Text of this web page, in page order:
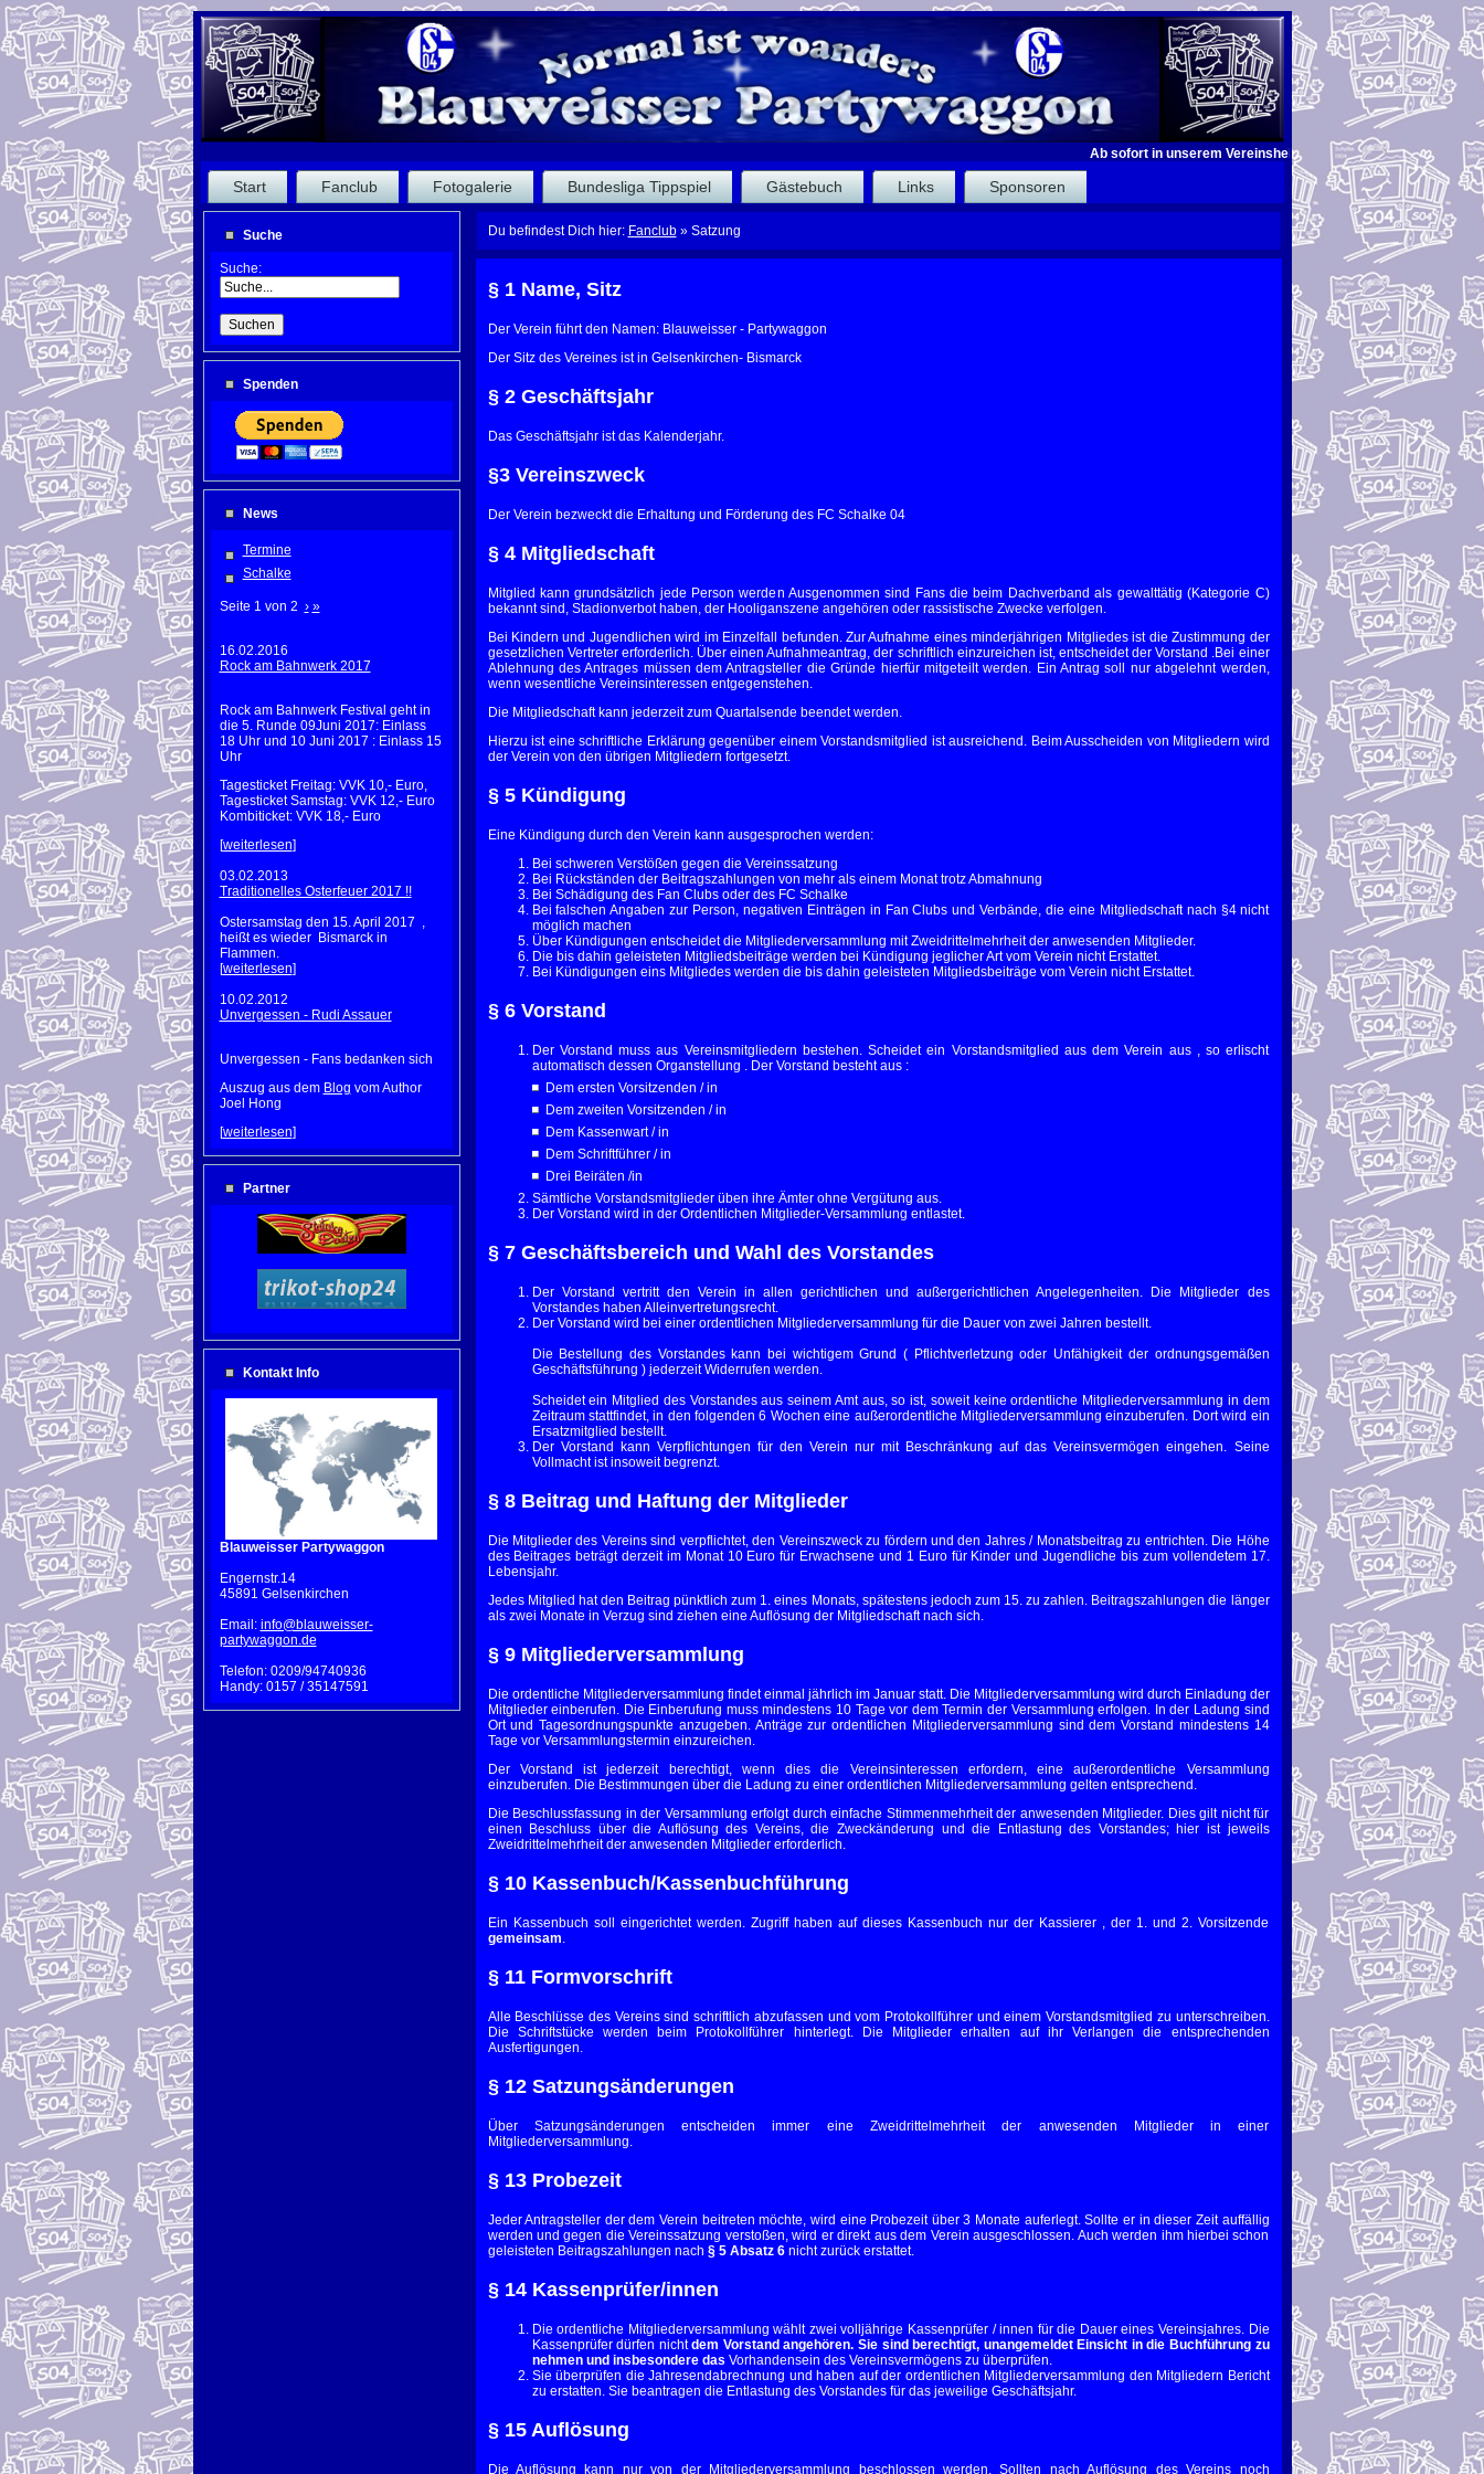
Ab sofort in unserem Vereinsheim für jeden Gast ! Bei jedem Tor
Start Fanclub Fotogalerie Bundesliga Tippspiel Gästebuch Links Sponsoren
Suche
Suche:
Spenden
News
Termine
Schalke
Seite 1 von 2 › »
16.02.2016
Rock am Bahnwerk 2017
Rock am Bahnwerk Festival geht in
die 5. Runde 09Juni 2017: Einlass
18 Uhr und 10 Juni 2017 : Einlass 15
Uhr
Tagesticket Freitag: VVK 10,- Euro,
Tagesticket Samstag: VVK 12,- Euro
Kombiticket: VVK 18,- Euro
[weiterlesen]
03.02.2013
Traditionelles Osterfeuer 2017 !!
Ostersamstag den 15. April 2017 ,
heißt es wieder Bismarck in
Flammen.
[weiterlesen]
10.02.2012
Unvergessen - Rudi Assauer
Unvergessen - Fans bedanken sich
Auszug aus dem Blog vom Author
Joel Hong
[weiterlesen]
Partner
Kontakt Info
Blauweisser Partywaggon
Engernstr.14
45891 Gelsenkirchen
Email: info@blauweisser-
partywaggon.de
Telefon: 0209/94740936
Handy: 0157 / 35147591
Du befindest Dich hier: Fanclub» Satzung
§ 1 Name, Sitz
Der Verein führt den Namen: Blauweisser - Partywaggon
Der Sitz des Vereines ist in Gelsenkirchen- Bismarck
§ 2 Geschäftsjahr
Das Geschäftsjahr ist das Kalenderjahr.
§3 Vereinszweck
Der Verein bezweckt die Erhaltung und Förderung des FC Schalke 04
§ 4 Mitgliedschaft
Mitglied kann grundsätzlich jede Person werden Ausgenommen sind Fans die beim Dachverband als gewalttätig (Kategorie C)
bekannt sind, Stadionverbot haben, der Hooliganszene angehören oder rassistische Zwecke verfolgen.
Bei Kindern und Jugendlichen wird im Einzelfall befunden. Zur Aufnahme eines minderjährigen Mitgliedes ist die Zustimmung der
gesetzlichen Vertreter erforderlich. Über einen Aufnahmeantrag, der schriftlich einzureichen ist, entscheidet der Vorstand .Bei einer
Ablehnung des Antrages müssen dem Antragsteller die Gründe hierfür mitgeteilt werden. Ein Antrag soll nur abgelehnt werden,
wenn wesentliche Vereinsinteressen entgegenstehen.
Die Mitgliedschaft kann jederzeit zum Quartalsende beendet werden.
Hierzu ist eine schriftliche Erklärung gegenüber einem Vorstandsmitglied ist ausreichend. Beim Ausscheiden von Mitgliedern wird
der Verein von den übrigen Mitgliedern fortgesetzt.
§ 5 Kündigung
Eine Kündigung durch den Verein kann ausgesprochen werden:
Bei schweren Verstößen gegen die Vereinssatzung
Bei Rückständen der Beitragszahlungen von mehr als einem Monat trotz Abmahnung
Bei Schädigung des Fan Clubs oder des FC Schalke
Bei falschen Angaben zur Person, negativen Einträgen in Fan Clubs und Verbände, die eine Mitgliedschaft nach §4 nicht
möglich machen
Über Kündigungen entscheidet die Mitgliederversammlung mit Zweidrittelmehrheit der anwesenden Mitglieder.
Die bis dahin geleisteten Mitgliedsbeiträge werden bei Kündigung jeglicher Art vom Verein nicht Erstattet.
Bei Kündigungen eins Mitgliedes werden die bis dahin geleisteten Mitgliedsbeiträge vom Verein nicht Erstattet.
§ 6 Vorstand
Der Vorstand muss aus Vereinsmitgliedern bestehen. Scheidet ein Vorstandsmitglied aus dem Verein aus , so erlischt
automatisch dessen Organstellung . Der Vorstand besteht aus :
Dem ersten Vorsitzenden / in
Dem zweiten Vorsitzenden / in
Dem Kassenwart / in
Dem Schriftführer / in
Drei Beiräten /in
Sämtliche Vorstandsmitglieder üben ihre Ämter ohne Vergütung aus.
Der Vorstand wird in der Ordentlichen Mitglieder-Versammlung entlastet.
§ 7 Geschäftsbereich und Wahl des Vorstandes
Der Vorstand vertritt den Verein in allen gerichtlichen und außergerichtlichen Angelegenheiten. Die Mitglieder des
Vorstandes haben Alleinvertretungsrecht.
Der Vorstand wird bei einer ordentlichen Mitgliederversammlung für die Dauer von zwei Jahren bestellt.
Die Bestellung des Vorstandes kann bei wichtigem Grund ( Pflichtverletzung oder Unfähigkeit der ordnungsgemäßen
Geschäftsführung ) jederzeit Widerrufen werden.
Scheidet ein Mitglied des Vorstandes aus seinem Amt aus, so ist, soweit keine ordentliche Mitgliederversammlung in dem
Zeitraum stattfindet, in den folgenden 6 Wochen eine außerordentliche Mitgliederversammlung einzuberufen. Dort wird ein
Ersatzmitglied bestellt.
Der Vorstand kann Verpflichtungen für den Verein nur mit Beschränkung auf das Vereinsvermögen eingehen. Seine
Vollmacht ist insoweit begrenzt.
§ 8 Beitrag und Haftung der Mitglieder
Die Mitglieder des Vereins sind verpflichtet, den Vereinszweck zu fördern und den Jahres / Monatsbeitrag zu entrichten. Die Höhe
des Beitrages beträgt derzeit im Monat 10 Euro für Erwachsene und 1 Euro für Kinder und Jugendliche bis zum vollendetem 17.
Lebensjahr.
Jedes Mitglied hat den Beitrag pünktlich zum 1. eines Monats, spätestens jedoch zum 15. zu zahlen. Beitragszahlungen die länger
als zwei Monate in Verzug sind ziehen eine Auflösung der Mitgliedschaft nach sich.
§ 9 Mitgliederversammlung
Die ordentliche Mitgliederversammlung findet einmal jährlich im Januar statt. Die Mitgliederversammlung wird durch Einladung der
Mitglieder einberufen. Die Einberufung muss mindestens 10 Tage vor dem Termin der Versammlung erfolgen. In der Ladung sind
Ort und Tagesordnungspunkte anzugeben. Anträge zur ordentlichen Mitgliederversammlung sind dem Vorstand mindestens 14
Tage vor Versammlungstermin einzureichen.
Der Vorstand ist jederzeit berechtigt, wenn dies die Vereinsinteressen erfordern, eine außerordentliche Versammlung
einzuberufen. Die Bestimmungen über die Ladung zu einer ordentlichen Mitgliederversammlung gelten entsprechend.
Die Beschlussfassung in der Versammlung erfolgt durch einfache Stimmenmehrheit der anwesenden Mitglieder. Dies gilt nicht für
einen Beschluss über die Auflösung des Vereins, die Zweckänderung und die Entlastung des Vorstandes; hier ist jeweils
Zweidrittelmehrheit der anwesenden Mitglieder erforderlich.
§ 10 Kassenbuch/Kassenbuchführung
Ein Kassenbuch soll eingerichtet werden. Zugriff haben auf dieses Kassenbuch nur der Kassierer , der 1. und 2. Vorsitzende
gemeinsam.
§ 11 Formvorschrift
Alle Beschlüsse des Vereins sind schriftlich abzufassen und vom Protokollführer und einem Vorstandsmitglied zu unterschreiben.
Die Schriftstücke werden beim Protokollführer hinterlegt. Die Mitglieder erhalten auf ihr Verlangen die entsprechenden
Ausfertigungen.
§ 12 Satzungsänderungen
Über Satzungsänderungen entscheiden immer eine Zweidrittelmehrheit der anwesenden Mitglieder in einer
Mitgliederversammlung.
§ 13 Probezeit
Jeder Antragsteller der dem Verein beitreten möchte, wird eine Probezeit über 3 Monate auferlegt. Sollte er in dieser Zeit auffällig
werden und gegen die Vereinssatzung verstoßen, wird er direkt aus dem Verein ausgeschlossen. Auch werden ihm hierbei schon
geleisteten Beitragszahlungen nach § 5 Absatz 6nicht zurück erstattet.
§ 14 Kassenprüfer/innen
Die ordentliche Mitgliederversammlung wählt zwei volljährige Kassenprüfer / innen für die Dauer eines Vereinsjahres. Die
Kassenprüfer dürfen nichtdem Vorstand angehören. Sie sind berechtigt, unangemeldet Einsicht in die Buchführung zu
nehmen und insbesondere das Vorhandensein des Vereinsvermögens zu überprüfen.
Sie überprüfen die Jahresendabrechnung und haben auf der ordentlichen Mitgliederversammlung den Mitgliedern Bericht
zu erstatten. Sie beantragen die Entlastung des Vorstandes für das jeweilige Geschäftsjahr.
§ 15 Auflösung
Die Auflösung kann nur von der Mitgliederversammlung beschlossen werden. Sollten nach Auflösung des Vereins noch